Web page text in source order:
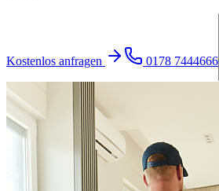
Kostenlos anfragen 0178 7444666